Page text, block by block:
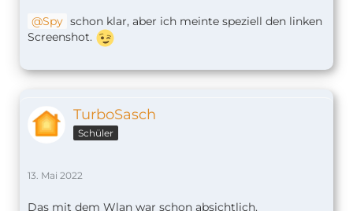
Spy schon klar, aber ich meinte speziell den linken
Screenshot.
TurboSasch
Schüler
13. Mai 2022
Das mit dem Wlan war schon absichtlich.